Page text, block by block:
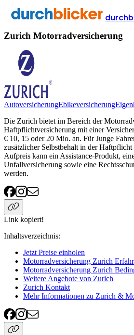
Anbieter Versicherung
Zurich Motorradversicherung
AutoversicherungEbikeversicherung
Die Zurich bietet im Bereich der
Haftpflichtversicherung mit einer
€ 10, 15 oder 20 Mio. an. Für Junge
zusätzlicher Selbstbehalt in der
Aufpreis kann ein Assistance-Produkt,
Unfallversicherung sowie eine
werden.
Link kopiert!
Inhaltsverzeichnis:
Jetzt Preise einholen
Motorradversicherung Zurich
Motorradversicherung Zurich
Weitere Angebote von Zurich
Zurich Kontakt
Mehr Informationen zu Zurich &